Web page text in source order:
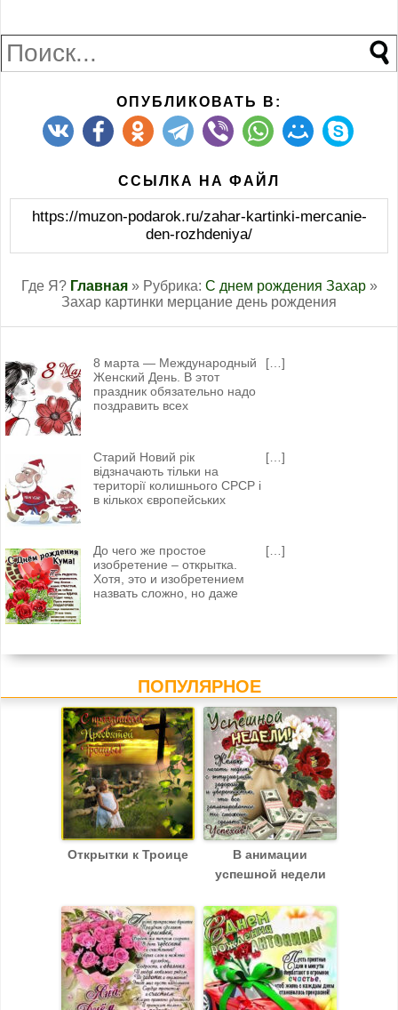
ОПУБЛИКОВАТЬ В:
ССЫЛКА НА ФАЙЛ
https://muzon-podarok.ru/zahar-kartinki-mercanie-
den-rozhdeniya/
Где Я? Главная» Рубрика: С днем рождения Захар»
Захар картинки мерцание день рождения
8 марта — Международный
Женский День. В этот
праздник обязательно надо
поздравить всех
[…]
Старий Новий рік
відзначають тільки на
території колишнього СРСР і
в кількох європейських
[…]
До чего же простое
изобретение – открытка.
Хотя, это и изобретением
назвать сложно, но даже
[…]
ПОПУЛЯРНОЕ
Открытки к Троице
В анимации
успешной недели